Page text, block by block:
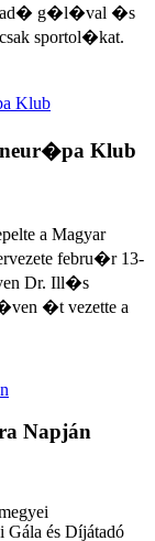
g�l�val �s
sportol�kat.
Klub
a Magyar
febru�r 13-
Dr. Ill�s
�t vezette a
Napján
Gála és Díjátadó